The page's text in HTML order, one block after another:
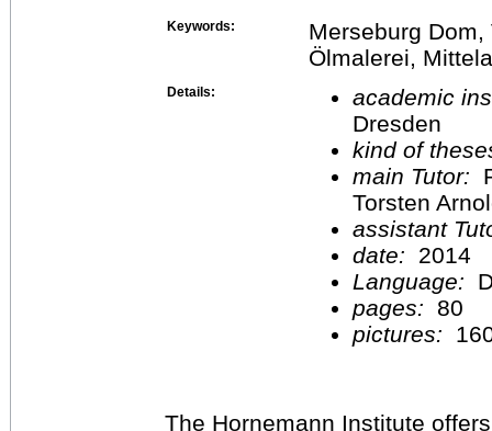
Keywords:
Merseburg
Ölmalerei,
Details:
academic
Dresden
kind of
main Tutor:
Torsten
assistant
date:
2014
Language:
pages:
80
pictures:
The Hornemann Institute